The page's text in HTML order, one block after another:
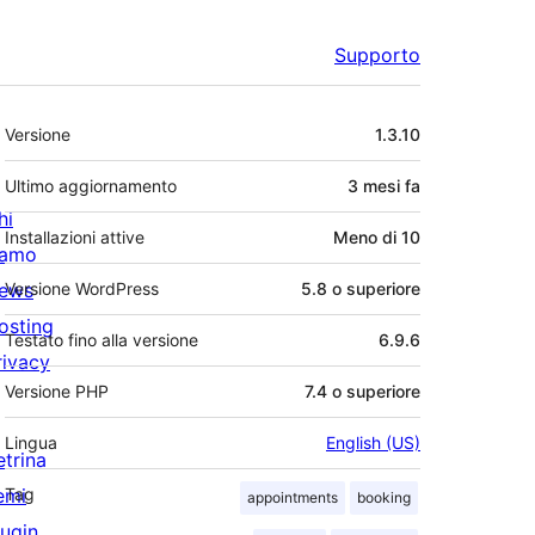
Supporto
Meta
Versione 1.3.10
Ultimo aggiornamento 3 mesi fa
Installazioni attive Meno di 10
Versione WordPress 5.8 o superiore
Testato fino alla versione 6.9.6
Versione PHP 7.4 o superiore
Lingua English (US)
Tag appointments booking